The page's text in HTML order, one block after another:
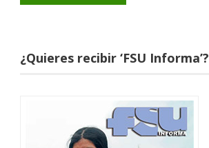
¿Quieres recibir ‘FSU Informa’?